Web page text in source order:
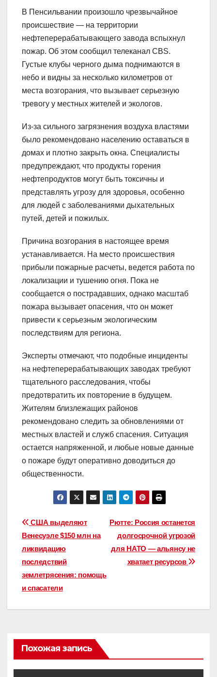
В Пенсильвании произошло чрезвычайное
происшествие — на территории
нефтеперерабатывающего завода вспыхнул
пожар. Об этом сообщил телеканал CBS.
Густые клубы черного дыма поднимаются в
небо и видны за несколько километров от
места возгорания, что вызывает серьезную
тревогу у местных жителей и экологов.
Из-за сильного загрязнения воздуха властями
было рекомендовано населению оставаться в
домах и плотно закрыть окна. Специалисты
предупреждают, что продукты горения
нефтепродуктов могут быть токсичны и
представлять угрозу для здоровья, особенно
для людей с заболеваниями дыхательных
путей, детей и пожилых.
Причина возгорания в настоящее время
устанавливается. На место происшествия
прибыли пожарные расчеты, ведется работа по
локализации и тушению огня. Пока не
сообщается о пострадавших, однако масштаб
пожара вызывает опасения, что он может
привести к серьезным экологическим
последствиям для региона.
Эксперты отмечают, что подобные инциденты
на нефтеперерабатывающих заводах требуют
тщательного расследования, чтобы
предотвратить их повторение в будущем.
Жителям близлежащих районов
рекомендовано следить за обновлениями от
местных властей и служб спасения. Ситуация
остается напряженной, и любые новые данные
о пожаре будут оперативно доводиться до
общественности.
Навигация
по
записям
Рютте: Россия останется
долгосрочной угрозой
для НАТО — альянсу не
хватает ресурсов
США выделяют
Венесуэле $150 млн на
ликвидацию
последствий
землетрясения: помощь
и спасатели
Похожая запись